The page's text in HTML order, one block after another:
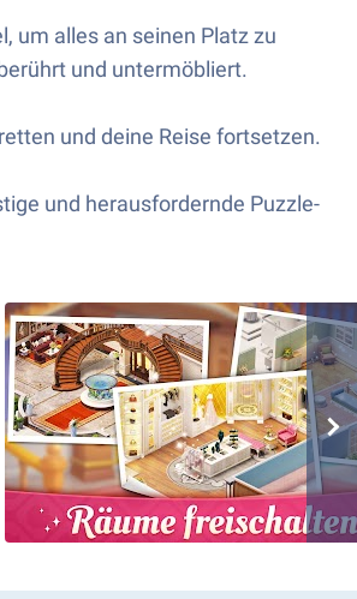
um alles an seinen Platz zu
und untermöbliert.
und deine Reise fortsetzen.
und herausfordernde Puzzle-